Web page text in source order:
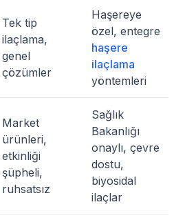
Tek tip
ilaçlama,
genel
çözümler
Haşereye
özel, entegre
haşere
ilaçlama
yöntemleri
Market
ürünleri,
etkinliği
şüpheli,
ruhsatsız
Sağlık
Bakanlığı
onaylı, çevre
dostu,
biyosidal
ilaçlar